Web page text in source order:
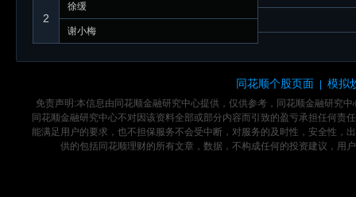
2
徐缓
谢小梅
同花顺个股页面 模拟
免责声明:本信息由同花顺金融研究中心提供，仅供参考，同花顺金融研究
同花顺金融研究中心不对因该资料全部或部分内容而引致的盈亏承担任何
能满足用户的要求，也不担保服务不会受中断，对服务的及时性，安全性，
供的包括同花顺理财的所有文章，数据，不构成任何的投资建议，用